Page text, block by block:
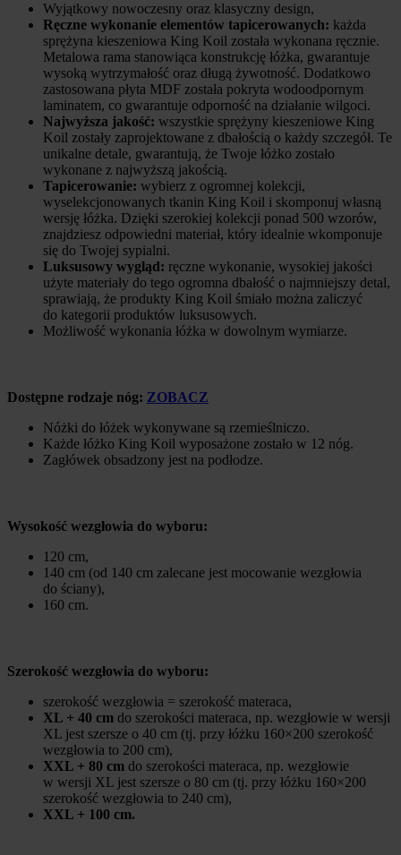
Wyjątkowy nowoczesny oraz klasyczny design,
Ręczne wykonanie elementów tapicerowanych: każda
sprężyna kieszeniowa King Koil została wykonana ręcznie.
Metalowa rama stanowiąca konstrukcję łóżka, gwarantuje
wysoką wytrzymałość oraz długą żywotność. Dodatkowo
zastosowana płyta MDF została pokryta wodoodpornym
laminatem, co gwarantuje odporność na działanie wilgoci.
Najwyższa jakość: wszystkie sprężyny kieszeniowe King
Koil zostały zaprojektowane z dbałością o każdy szczegół. Te
unikalne detale, gwarantują, że Twoje łóżko zostało
wykonane z najwyższą jakością.
Tapicerowanie: wybierz z ogromnej kolekcji,
wyselekcjonowanych tkanin King Koil i skomponuj własną
wersję łóżka. Dzięki szerokiej kolekcji ponad 500 wzorów,
znajdziesz odpowiedni materiał, który idealnie wkomponuje
się do Twojej sypialni.
Luksusowy wygląd: ręczne wykonanie, wysokiej jakości
użyte materiały do tego ogromna dbałość o najmniejszy detal,
sprawiają, że produkty King Koil śmiało można zaliczyć
do kategorii produktów luksusowych.
Możliwość wykonania łóżka w dowolnym wymiarze.
Dostępne rodzaje nóg: ZOBACZ
Nóżki do łóżek wykonywane są rzemieślniczo.
Każde łóżko King Koil wyposażone zostało w 12 nóg.
Zagłówek obsadzony jest na podłodze.
Wysokość wezgłowia do wyboru:
120 cm,
140 cm (od 140 cm zalecane jest mocowanie wezgłowia
do ściany),
160 cm.
Szerokość wezgłowia do wyboru:
szerokość wezgłowia = szerokość materaca,
XL + 40 cm do szerokości materaca, np. wezgłowie w wersji
XL jest szersze o 40 cm (tj. przy łóżku 160×200 szerokość
wezgłowia to 200 cm),
XXL + 80 cm do szerokości materaca, np. wezgłowie
w wersji XL jest szersze o 80 cm (tj. przy łóżku 160×200
szerokość wezgłowia to 240 cm),
XXL + 100 cm.